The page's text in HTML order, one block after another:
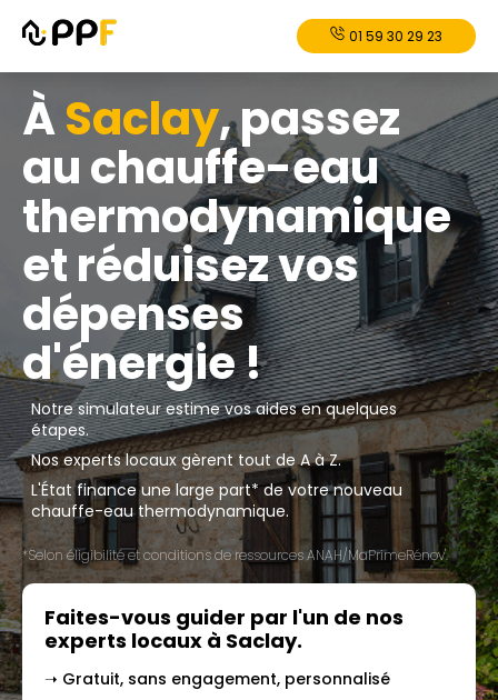
01 59 30 29 23
ÀSaclay, passez
au chauffe-eau
thermodynamique
et réduisez vos
dépenses
d'énergie !
Notre simulateur estime vos aides en quelques
étapes.
Nos experts locaux gèrent tout de A à Z.
L'État finance une large part* de votre nouveau
chauffe-eau thermodynamique.
*Selon éligibilité et conditions de ressources ANAH/MaPrimeRénov'.
Faites-vous guider par l'un de nos
experts locaux à Saclay.
➝ Gratuit, sans engagement, personnalisé